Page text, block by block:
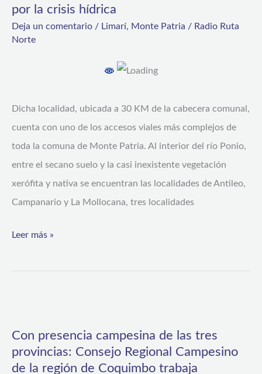
por la crisis hídrica
Deja un comentario / Limarí, Monte Patria / Radio Ruta
Norte
Dicha localidad, ubicada a 30 KM de la cabecera comunal,
cuenta con uno de los accesos viales más complejos de
toda la comuna de Monte Patria. Al interior del río Ponio,
entre el secano suelo y la casi inexistente vegetación
xerófita y nativa se encuentran las localidades de Antileo,
Campanario y La Mollocana, tres localidades
valles
por
la
crisis
hídrica
Leer más »
Con presencia campesina de las tres
provincias: Consejo Regional Campesino
de la región de Coquimbo trabaja
campesina
de